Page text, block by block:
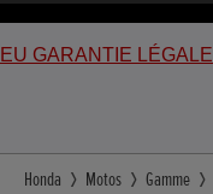
EU GARANTIE LÉGALE
Honda Motos Gamme